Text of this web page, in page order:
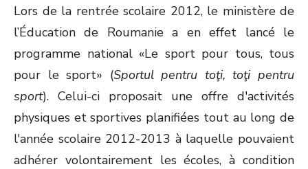
Lors de la rentrée scolaire 2012, le ministère de
l’Éducation de Roumanie a en effet lancé le
programme national «Le sport pour tous, tous
pour le sport» (Sportul pentru toţi, toţi pentru
sport). Celui-ci proposait une offre d'activités
physiques et sportives planifiées tout au long de
l'année scolaire 2012-2013 à laquelle pouvaient
adhérer volontairement les écoles, à condition